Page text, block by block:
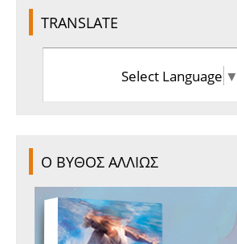
TRANSLATE
Select Language ▼
Ο ΒΥΘΟΣ ΑΛΛΙΩΣ